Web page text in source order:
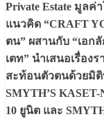
Private Estate มูลค่
แนวคิด “CRAFT
ตน” ผสานกับ “เอก
เตท” นำเสนอเรื่อ
สะท้อนตัวตนด้วยมิติ
SMYTH’S
10 ยูนิต และ